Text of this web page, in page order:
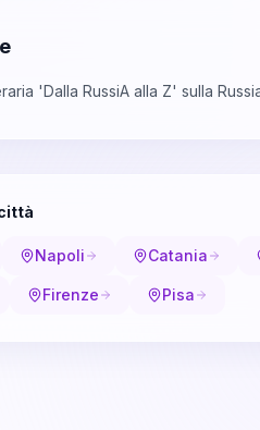
'Dalla RussiA alla Z' sulla
Napoli Catania
Firenze Pisa